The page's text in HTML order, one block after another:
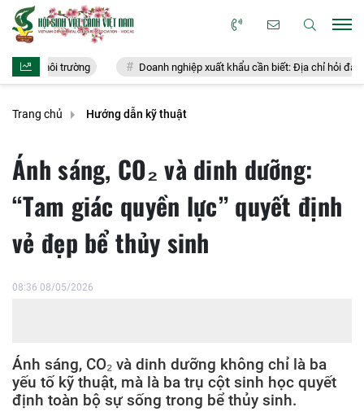
Doanh nghiệp xuất khẩu cần biết: Địa chỉ hỏi đáp chính thức về
Trang chủ Hướng dẫn kỹ thuật
Ánh sáng, CO₂ và dinh dưỡng:
“Tam giác quyền lực” quyết định
vẻ đẹp bể thủy sinh
08:36 08/05/2026
Ánh sáng, CO₂ và dinh dưỡng không chỉ là ba
yếu tố kỹ thuật, mà là ba trụ cột sinh học quyết
định toàn bộ sự sống trong bể thủy sinh.